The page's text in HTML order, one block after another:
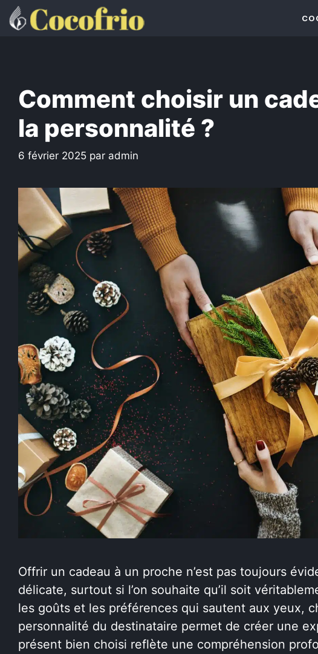
Aller
au
Comment choisir un
la personnalité ?
6 février 2025 par admin
Offrir un cadeau à un proche n’est pas toujours
délicate, surtout si l’on souhaite qu’il soit
les goûts et les préférences qui sautent aux yeux,
personnalité du destinataire permet de créer une
présent bien choisi reflète une compréhension